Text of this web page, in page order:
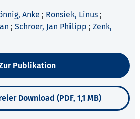
Anke ; Ronsiek, Linus ;
; Schroer, Jan Philipp ; Zenk,
Publikation
Download (PDF, 1,1 MB)